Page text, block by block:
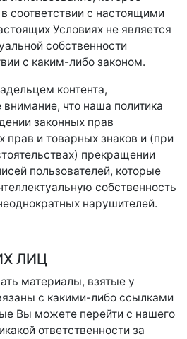
соответствии с настоящими
Условиях не является
собственности
с каким-либо законом.
контента,
что наша политика
законных прав
прав и товарных знаков и (при
прекращении
пользователей, которые
собственность
нарушителей.
ЛИЦ
материалы, взятые у
с какими-либо ссылками
Вы можете перейти с нашего
ответственности за